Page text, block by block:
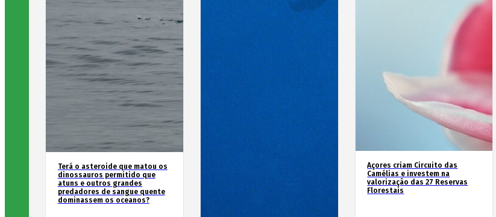
Terá o asteroide que matou os
dinossauros permitido que
atuns e outros grandes
predadores de sangue quente
dominassem os oceanos?
Açores criam Circuito das
Camélias e investem na
valorização das 27 Reservas
Florestais